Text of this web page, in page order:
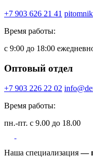
+7 903 626 21 41
Время работы:
с 9:00 до 18:00
Оптовый отдел
+7 903 226 22 02
Время работы:
пн.-пт. с 9.00 до 18.00
Наша специализация—